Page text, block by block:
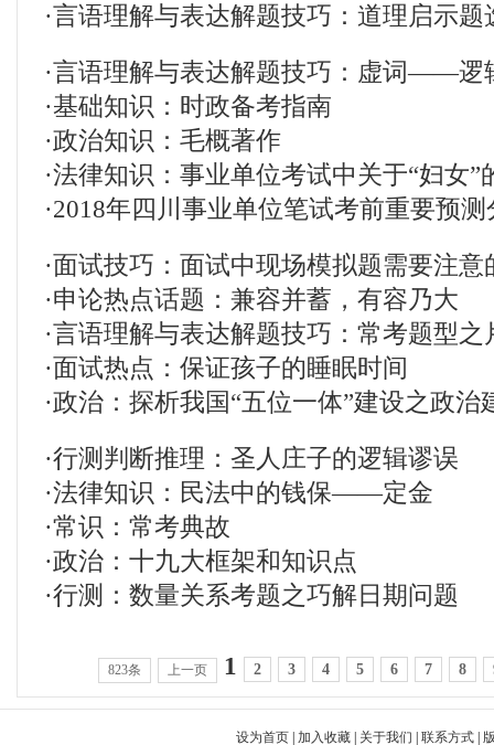
·言语理解与表达解题技巧：道理启示题
·言语理解与表达解题技巧：虚词——逻
·基础知识：时政备考指南
·政治知识：毛概著作
·法律知识：事业单位考试中关于“妇女”
·2018年四川事业单位笔试考前重要预测
·面试技巧：面试中现场模拟题需要注意
·申论热点话题：兼容并蓄，有容乃大
·言语理解与表达解题技巧：常考题型之
·面试热点：保证孩子的睡眠时间
·政治：探析我国“五位一体”建设之政治
·行测判断推理：圣人庄子的逻辑谬误
·法律知识：民法中的钱保——定金
·常识：常考典故
·政治：十九大框架和知识点
·行测：数量关系考题之巧解日期问题
823条 上一页 1 2 3 4 5 6 7 8
设为首页 加入收藏 关于我们 联系方式